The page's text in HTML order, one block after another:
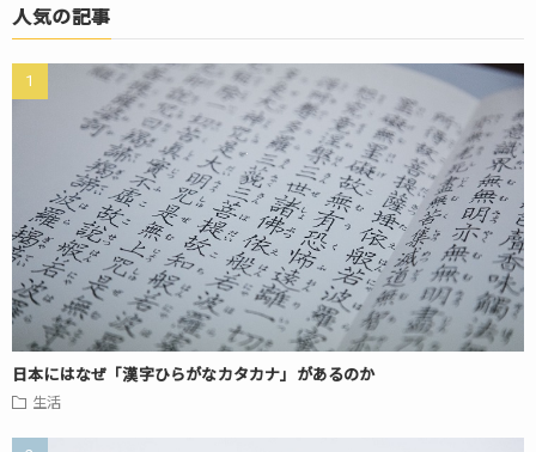
人気の記事
日本にはなぜ「漢字ひらがなカタカナ」があるのか
生活